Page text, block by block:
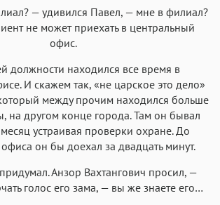
— удивился Павел, — мне в филиал?
не может приехать в центральный
офис.
должности находился все время в
И скажем так, «не царское это дело»
между прочим находился больше
на другом конце города. Там он бывал
устраивая проверки охране. До
он бы доехал за двадцать минут.
Анзор Вахтангович просил, —
голос его зама, — вы же знаете его…